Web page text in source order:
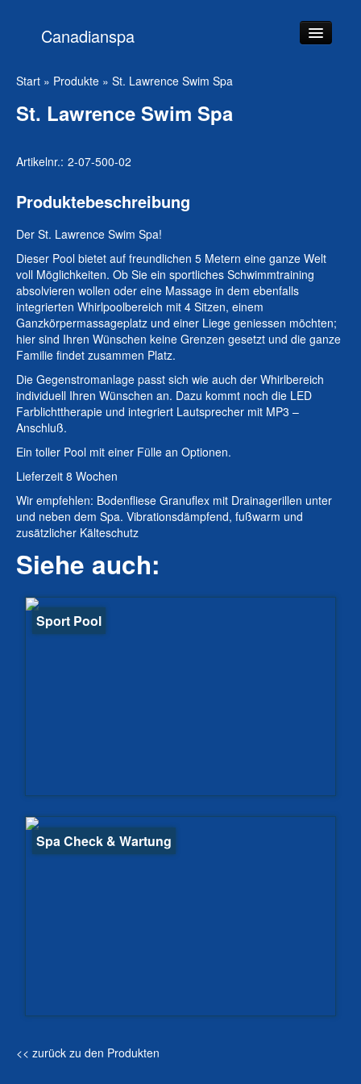
Canadianspa
Beratung
Service
Kontakt
Start » Produkte » St. Lawrence Swim Spa
St. Lawrence Swim Spa
Artikelnr.: 2-07-500-02
Produktebeschreibung
Der St. Lawrence Swim Spa!
Dieser Pool bietet auf freundlichen 5 Metern eine ganze Welt
voll Möglichkeiten. Ob Sie ein sportliches Schwimmtraining
absolvieren wollen oder eine Massage in dem ebenfalls
integrierten Whirlpoolbereich mit 4 Sitzen, einem
Ganzkörpermassageplatz und einer Liege geniessen möchten;
hier sind Ihren Wünschen keine Grenzen gesetzt und die ganze
Familie findet zusammen Platz.
Die Gegenstromanlage passt sich wie auch der Whirlbereich
individuell Ihren Wünschen an. Dazu kommt noch die LED
Farblichttherapie und integriert Lautsprecher mit MP3 –
Anschluß.
Ein toller Pool mit einer Fülle an Optionen.
Lieferzeit 8 Wochen
Wir empfehlen: Bodenfliese Granuflex mit Drainagerillen unter
und neben dem Spa. Vibrationsdämpfend, fußwarm und
zusätzlicher Kälteschutz
Siehe auch:
Sport Pool
Spa Check & Wartung
<< zurück zu den Produkten